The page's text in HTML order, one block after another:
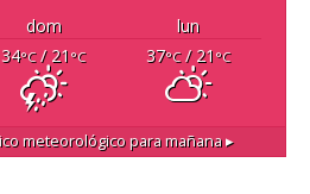
dom
lun
34°C/ 21 °C 37°C/ 21 °C
meteorológico para mañana ▸